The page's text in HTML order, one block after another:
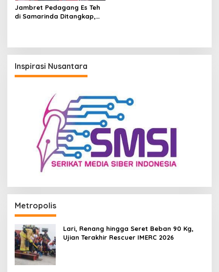
Jambret Pedagang Es Teh
di Samarinda Ditangkap,
Inspirasi Nusantara
Metropolis
Lari, Renang hingga Seret Beban 90 Kg,
Ujian Terakhir Rescuer IMERC 2026